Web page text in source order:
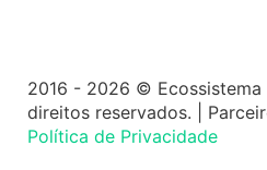
2016 - 2026 © Ecossistema
direitos reservados. |
Política de Privacidade